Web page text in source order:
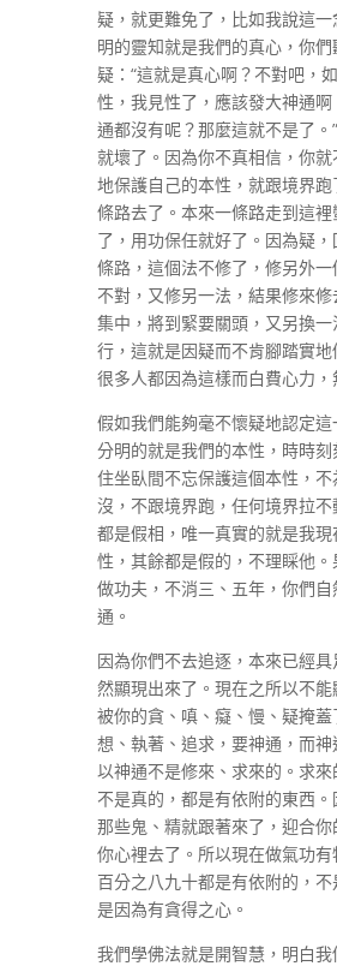
疑，就更難免了，比如我說這
明的靈知就是我們的真心，你
疑：“這就是真心啊？不對吧，
性，我見性了，應該發大神通
通都沒有呢？那麼這就不是了。
就壞了。因為你不真相信，你
地保護自己的本性，就跟境界
條路去了。本來一條路走到這
了，用功保任就好了。因為疑
條路，這個法不修了，修另外一
不對，又修另一法，結果修來
集中，將到緊要關頭，又另換
行，這就是因疑而不肯腳踏實地
很多人都因為這樣而白費心力，
假如我們能夠毫不懷疑地認定
分明的就是我們的本性，時時
住坐臥間不忘保護這個本性，
沒，不跟境界跑，任何境界拉
都是假相，唯一真實的就是我現
性，其餘都是假的，不理睬他
做功夫，不消三、五年，你們
通。
因為你們不去追逐，本來已經具
然顯現出來了。現在之所以不
被你的貪、嗔、癡、慢、疑掩
想、執著、追求，要神通，而
以神通不是修來、求來的。求來
不是真的，都是有依附的東西。
那些鬼、精就跟著來了，迎合
你心裡去了。所以現在做氣功有
百分之八九十都是有依附的，
是因為有貪得之心。
我們學佛法就是開智慧，明白